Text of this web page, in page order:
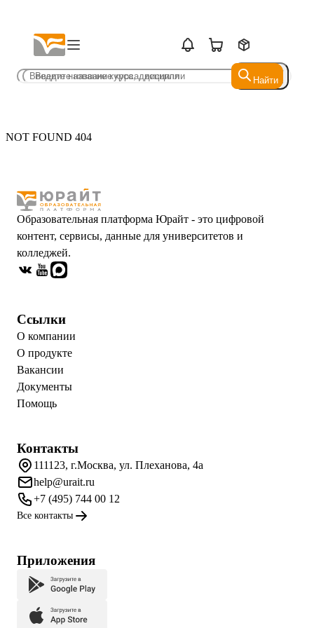
Найти
Найти
NOT FOUND 404
Образовательная платформа Юрайт - это цифровой
контент, сервисы, данные для университетов и
колледжей.
Ссылки
О компании
О продукте
Вакансии
Документы
Помощь
Контакты
111123, г.Москва, ул. Плеханова, 4а
help@urait.ru
+7 (495) 744 00 12
Все контакты
Приложения